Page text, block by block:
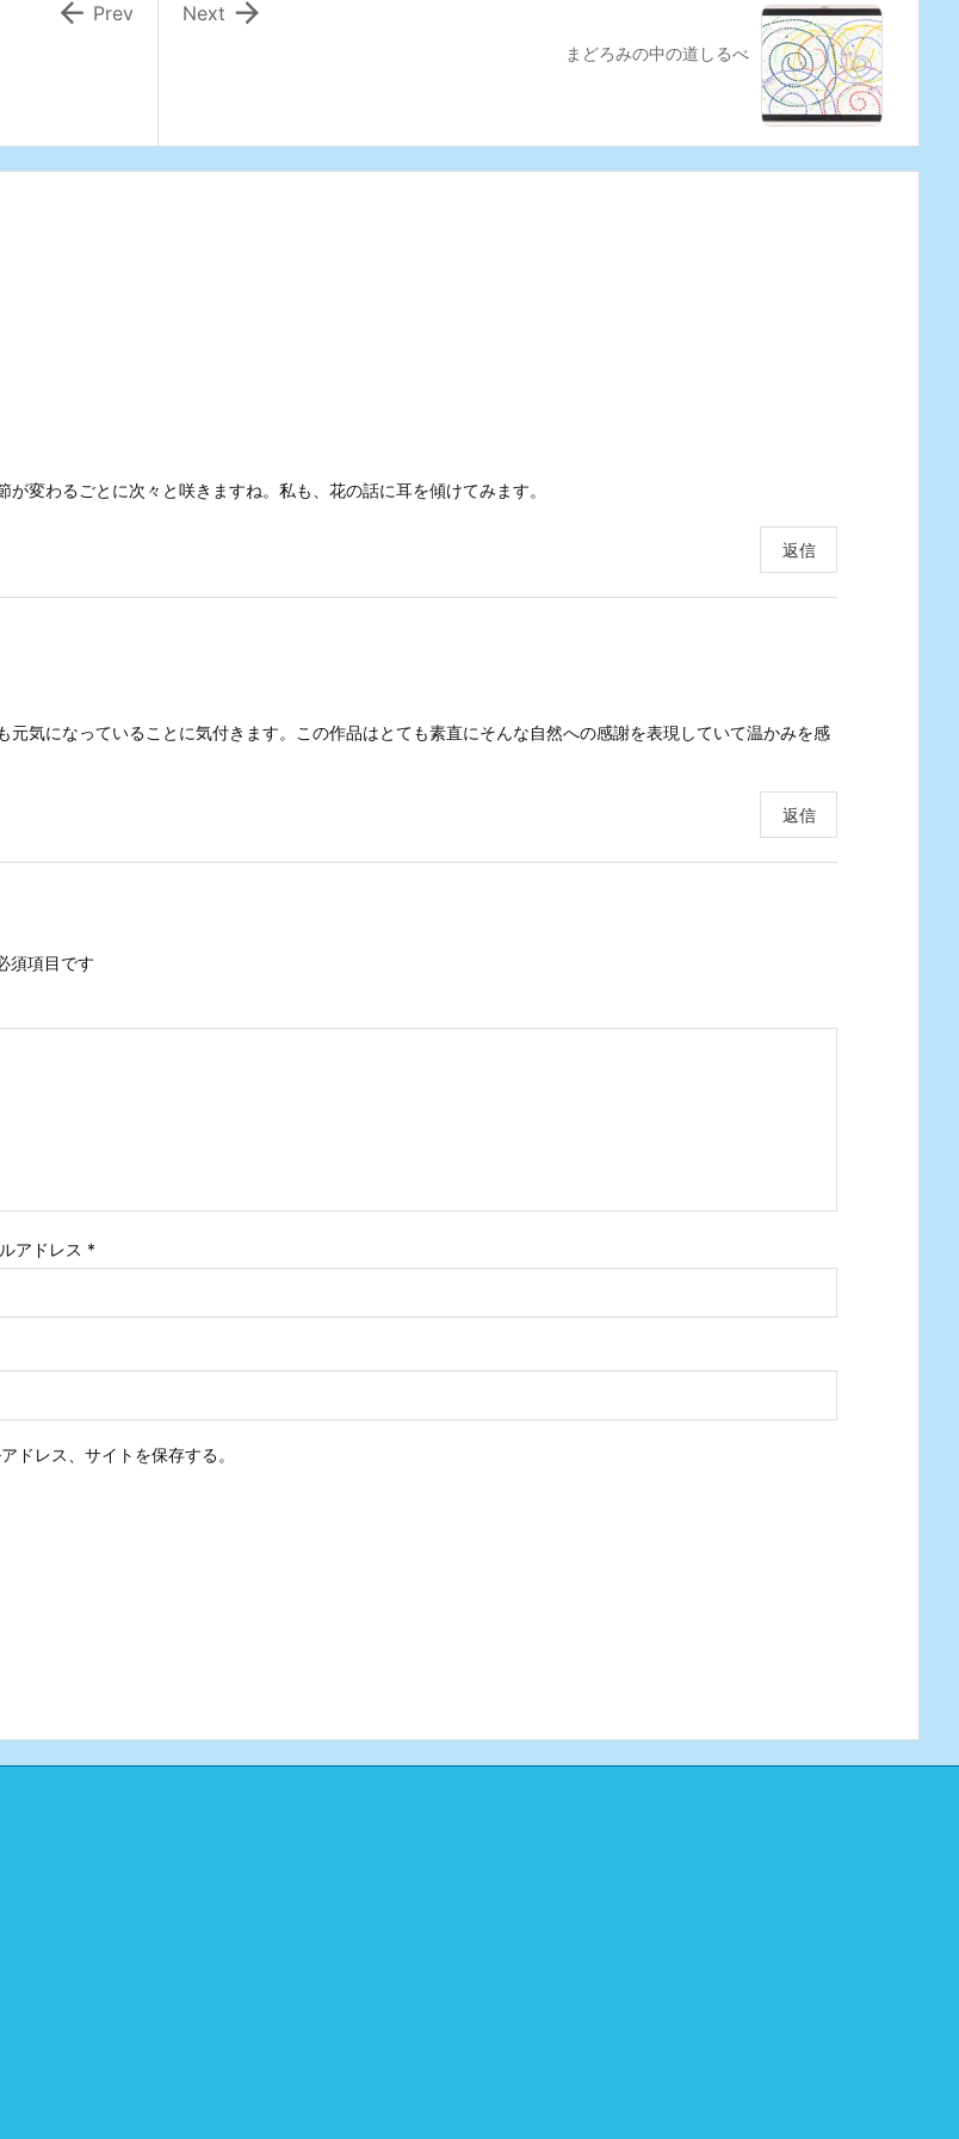
まどろみの中の道しるべ

Next
 Prev
変わるごとに次々と咲きますね。私も、花の話に耳を傾けてみます。
返信
気になっていることに気付きます。この作品はとても素直にそんな自然への感謝を表現していて温かみを感
返信
須項目です
アドレス *
ドレス、サイトを保存する。